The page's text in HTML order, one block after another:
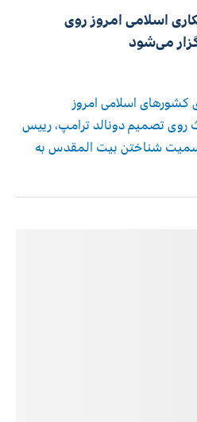
اسلامی امروز روی
می‌شود
اسلامی امروز
با بحث روی تصمیم دونالد ترامپ، رییس
شناختن بیت المقدس به